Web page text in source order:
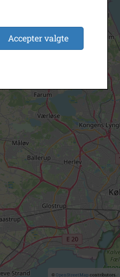
© OpenStreetMapcontributors.
Accepter valgte